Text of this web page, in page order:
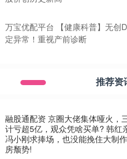
万宝优配平台 【健康科普】无创
定异常！重视产前诊断
推荐资
融股通配资 京圈大佬集体哑火，
计亏超5亿，观众凭啥买单? 韩红
冯小刚求捧场，也没能挽住大制
房颓势!